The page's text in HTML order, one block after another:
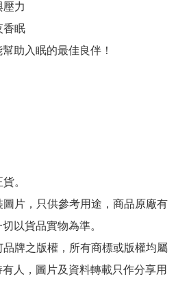
力
香眠
助入眠的最佳良伴！
。
片，只供參考用途，商品原廠有
以貨品實物為準。
牌之版權，所有商標或版權均屬
人，圖片及資料轉載只作分享用